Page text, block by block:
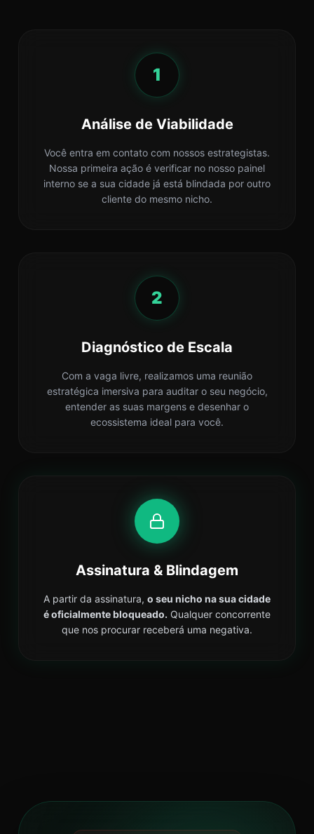
1
Análise de Viabilidade
Você entra em contato com nossos estrategistas.
Nossa primeira ação é verificar no nosso painel
interno se a sua cidade já está blindada por outro
cliente do mesmo nicho.
2
Diagnóstico de Escala
Com a vaga livre, realizamos uma reunião
estratégica imersiva para auditar o seu negócio,
entender as suas margens e desenhar o
ecossistema ideal para você.
Assinatura & Blindagem
A partir da assinatura, o seu nicho na sua cidade
é oficialmente bloqueado. Qualquer concorrente
que nos procurar receberá uma negativa.